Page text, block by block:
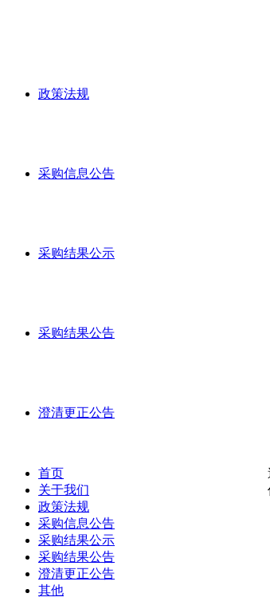
政策法规
采购信息公告
采购结果公示
采购结果公告
澄清更正公告
首页
关于我们
政策法规
采购信息公告
采购结果公示
采购结果公告
澄清更正公告
其他